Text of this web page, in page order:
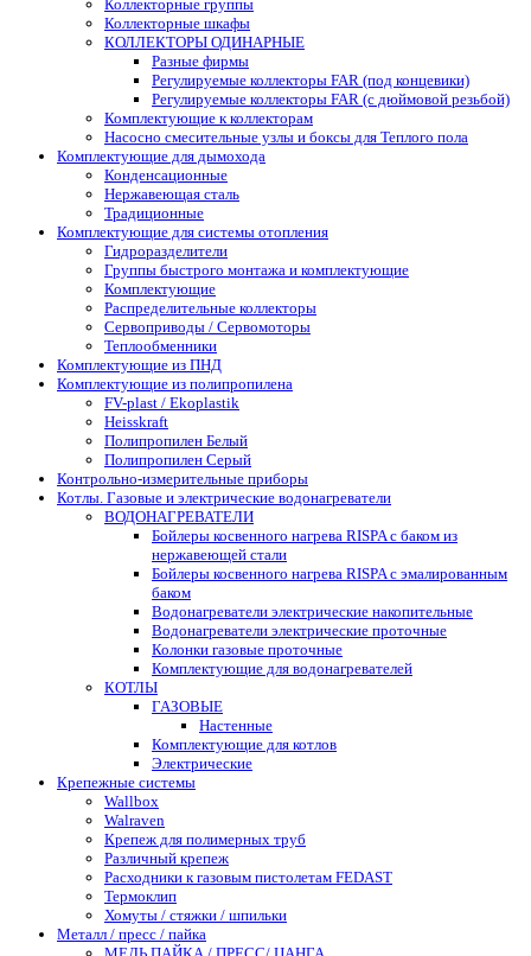
Коллекторные группы
Коллекторные шкафы
КОЛЛЕКТОРЫ ОДИНАРНЫЕ
Разные фирмы
Регулируемые коллекторы FAR (под концевики)
Регулируемые коллекторы FAR (с дюймовой резьбой)
Комплектующие к коллекторам
Насосно смесительные узлы и боксы для Теплого пола
Комплектующие для дымохода
Конденсационные
Нержавеющая сталь
Традиционные
Комплектующие для системы отопления
Гидроразделители
Группы быстрого монтажа и комплектующие
Комплектующие
Распределительные коллекторы
Сервоприводы / Сервомоторы
Теплообменники
Комплектующие из ПНД
Комплектующие из полипропилена
FV-plast / Ekoplastik
Heisskraft
Полипропилен Белый
Полипропилен Серый
Контрольно-измерительные приборы
Котлы. Газовые и электрические водонагреватели
ВОДОНАГРЕВАТЕЛИ
Бойлеры косвенного нагрева RISPA с баком из
нержавеющей стали
Бойлеры косвенного нагрева RISPA с эмалированным
баком
Водонагреватели электрические накопительные
Водонагреватели электрические проточные
Колонки газовые проточные
Комплектующие для водонагревателей
КОТЛЫ
ГАЗОВЫЕ
Настенные
Комплектующие для котлов
Электрические
Крепежные системы
Wallbox
Walraven
Крепеж для полимерных труб
Различный крепеж
Расходники к газовым пистолетам FEDAST
Термоклип
Хомуты / стяжки / шпильки
Металл / пресс / пайка